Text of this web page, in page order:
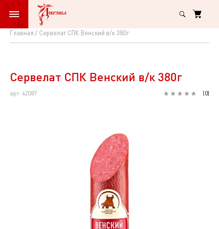
Главная Сервелат СПК Венский в/к 380г
Сервелат
Венский
в/
Сервелат СПК Венский в/к 380г
арт: 42087 (0)